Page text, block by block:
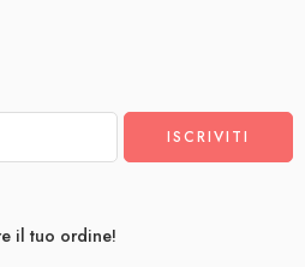
il tuo ordine!